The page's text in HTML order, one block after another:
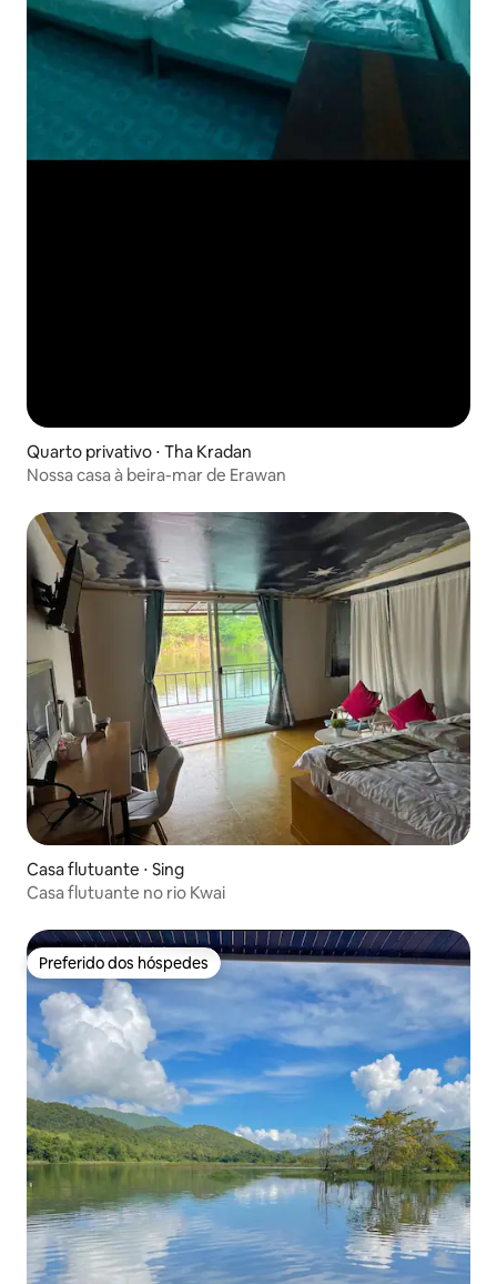
Quarto privativo ⋅ Tha Kradan
Nossa casa à beira-mar de Erawan
Casa flutuante ⋅ Sing
Casa flutuante no rio Kwai
Preferido dos hóspedes
Preferido dos hóspedes